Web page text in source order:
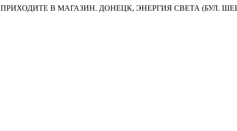
ПРИХОДИТЕ В МАГАЗИН. ДОНЕЦК, ЭНЕРГИЯ СВЕТА (БУЛ.